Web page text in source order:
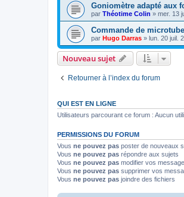
Goniomètre adapté aux
par Théotime Colin » mer. 13
Commande de
par Hugo Darras » lun. 20 juil.
Nouveau sujet
Retourner à l’index du forum
QUI EST EN LIGNE
Utilisateurs parcourant ce forum : Aucun
PERMISSIONS DU FORUM
Vous ne pouvez pas poster de nouveaux
Vous ne pouvez pas répondre aux sujets
Vous ne pouvez pas modifier vos
Vous ne pouvez pas supprimer vos
Vous ne pouvez pas joindre des fichiers